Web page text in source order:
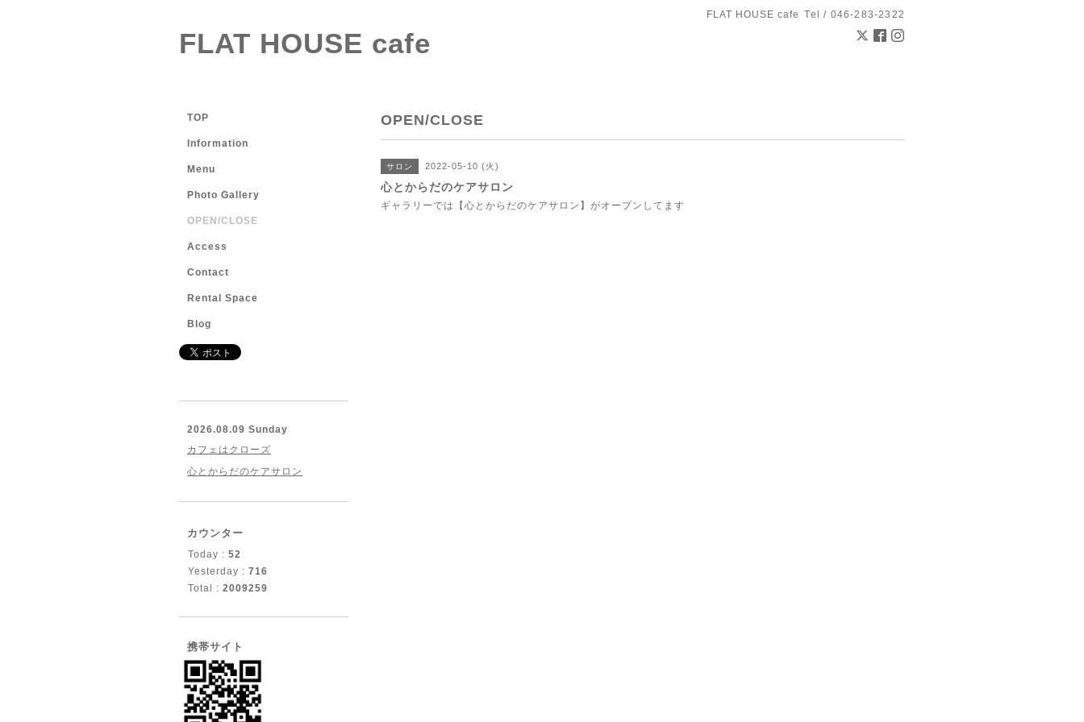
FLAT HOUSE cafe Tel / 046-283-2322
FLAT HOUSE cafe
OPEN/CLOSE
サロン 2022-05-10 (火)
心とからだのケアサロン
ギャラリーでは【心とからだのケアサロン】がオープンしてます
TOP
Information
Menu
Photo Gallery
OPEN/CLOSE
Access
Contact
Rental Space
Blog
2026.08.09 Sunday
カフェはクローズ
心とからだのケアサロン
カウンター
Today : 52
Yesterday : 716
Total : 2009259
携帯サイト